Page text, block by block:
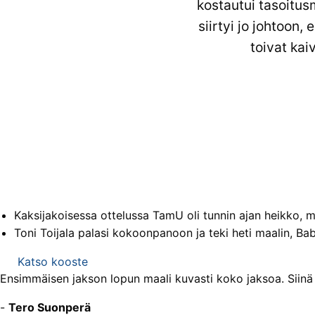
kostautui
siirtyi jo johtoon,
toivat
Kaksijakoisessa ottelussa TamU oli tunnin ajan heikko,
Toni Toijala palasi kokoon­panoon ja teki heti maalin,
Katso kooste
Ensimmäisen jakson lopun maali kuvasti koko jaksoa.
- Tero Suonperä